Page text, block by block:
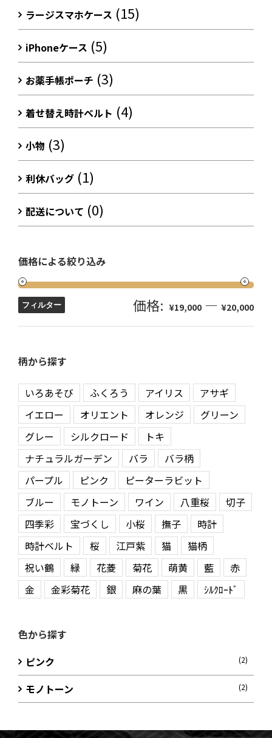
ラージスマホケース (15)
iPhoneケース (5)
お薬手帳ポーチ (3)
着せ替え時計ベルト (4)
小物 (3)
利休バッグ (1)
配送について (0)
価格による絞り込み
フィルター 価格: ¥19,000 — ¥20,000
柄から探す
いろあそび ふくろう アイリス
アサギ
イエロー
オリエント オレンジ
グリーン
グレー
シルクロード
トキ
ナチュラルガーデン
バラ
バラ柄
パープル
ピンク
ピーターラビット
ブルー
モノトーン ワイン 八重桜
切子
四季彩
宝づくし 小桜 撫子
時計
時計ベルト
桜 江戸紫 猫
猫柄
祝い鶴
緑 花菱 菊花 萌黄 藍
赤
金
金彩菊花 銀 麻の葉 黒 ｼﾙｸﾛｰﾄﾞ
色から探す
ピンク
(2)
モノトーン (2)